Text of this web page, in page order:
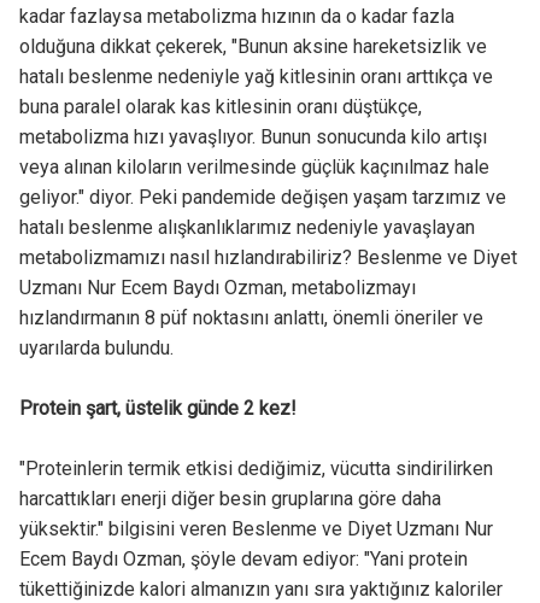
kadar fazlaysa metabolizma hızının da o kadar fazla
olduğuna dikkat çekerek, "Bunun aksine hareketsizlik ve
hatalı beslenme nedeniyle yağ kitlesinin oranı arttıkça ve
buna paralel olarak kas kitlesinin oranı düştükçe,
metabolizma hızı yavaşlıyor. Bunun sonucunda kilo artışı
veya alınan kiloların verilmesinde güçlük kaçınılmaz hale
geliyor." diyor. Peki pandemide değişen yaşam tarzımız ve
hatalı beslenme alışkanlıklarımız nedeniyle yavaşlayan
metabolizmamızı nasıl hızlandırabiliriz? Beslenme ve Diyet
Uzmanı Nur Ecem Baydı Ozman, metabolizmayı
hızlandırmanın 8 püf noktasını anlattı, önemli öneriler ve
uyarılarda bulundu.
Protein şart, üstelik günde 2 kez!
"Proteinlerin termik etkisi dediğimiz, vücutta sindirilirken
harcattıkları enerji diğer besin gruplarına göre daha
yüksektir." bilgisini veren Beslenme ve Diyet Uzmanı Nur
Ecem Baydı Ozman, şöyle devam ediyor: "Yani protein
tükettiğinizde kalori almanızın yanı sıra yaktığınız kaloriler